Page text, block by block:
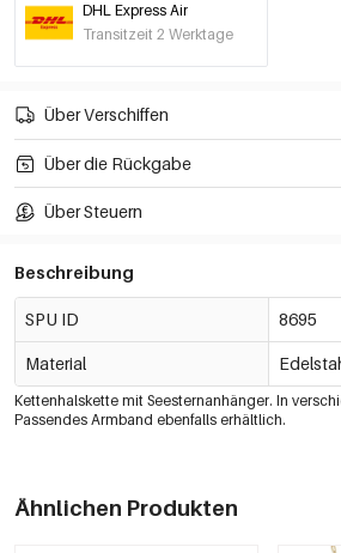
DHL Express Air
Transitzeit 2 Werktage
Über Verschiffen
Über die Rückgabe
Über Steuern
Beschreibung
SPU ID 8695
Material
Kettenhalskette mit Seesternanhänger. In
Passendes Armband ebenfalls erhältlich.
Ähnlichen Produkten